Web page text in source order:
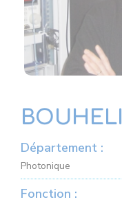
Département :
Photonique
Fonction :